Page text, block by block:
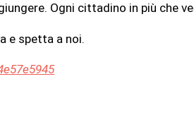
Ogni cittadino in più che
e spetta a noi.